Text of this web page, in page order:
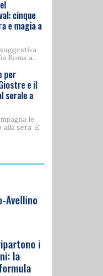
cinque
e magia a
Roma a...
per
e il
serale a
le
sera. È
Avellino
i
la